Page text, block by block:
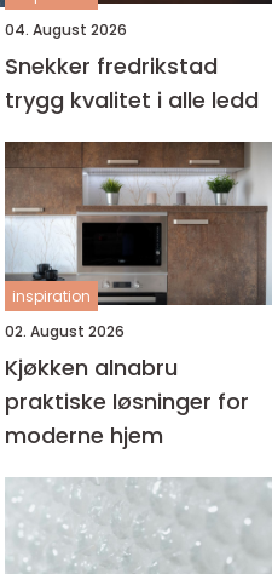
04. August 2026
Snekker fredrikstad
trygg kvalitet i alle ledd
inspiration
02. August 2026
Kjøkken alnabru
praktiske løsninger for
moderne hjem